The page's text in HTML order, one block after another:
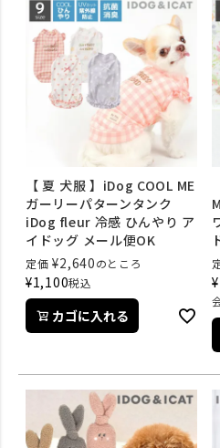
【 夏 犬服 】iDog COOL ME
ガーリーパターンタンク
iDog fleur 冷感 ひんやり ア
イドッグ メール便OK
定価 ¥2,640のところ
¥1,100税込
カゴに入れる
¥